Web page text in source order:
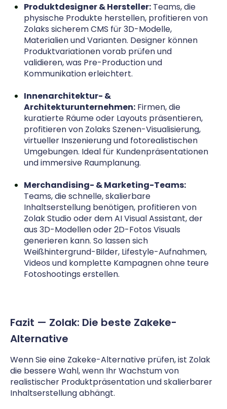
Produktdesigner & Hersteller: Teams, die
physische Produkte herstellen, profitieren von
Zolaks sicherem CMS für 3D-Modelle,
Materialien und Varianten. Designer können
Produktvariationen vorab prüfen und
validieren, was Pre-Production und
Kommunikation erleichtert.
Innenarchitektur- &
Architekturunternehmen: Firmen, die
kuratierte Räume oder Layouts präsentieren,
profitieren von Zolaks Szenen-Visualisierung,
virtueller Inszenierung und fotorealistischen
Umgebungen. Ideal für Kundenpräsentationen
und immersive Raumplanung.
Merchandising- & Marketing-Teams:
Teams, die schnelle, skalierbare
Inhaltserstellung benötigen, profitieren von
Zolak Studio oder dem AI Visual Assistant, der
aus 3D-Modellen oder 2D-Fotos Visuals
generieren kann. So lassen sich
Weißhintergrund-Bilder, Lifestyle-Aufnahmen,
Videos und komplette Kampagnen ohne teure
Fotoshootings erstellen.
Fazit — Zolak: Die beste Zakeke-
Alternative
Wenn Sie eine Zakeke-Alternative prüfen, ist Zolak
die bessere Wahl, wenn Ihr Wachstum von
realistischer Produktpräsentation und skalierbarer
Inhaltserstellung abhängt.